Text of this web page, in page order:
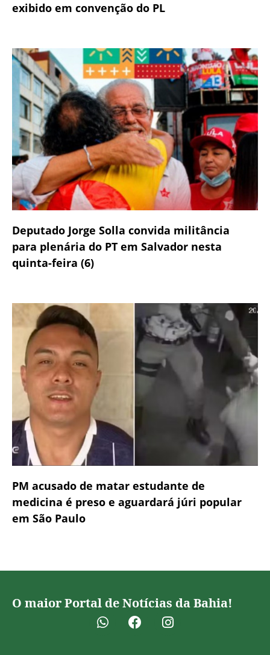
exibido em convenção do PL
Deputado Jorge Solla convida militância
para plenária do PT em Salvador nesta
quinta-feira (6)
PM acusado de matar estudante de
medicina é preso e aguardará júri popular
em São Paulo
O maior Portal de Notícias da Bahia!